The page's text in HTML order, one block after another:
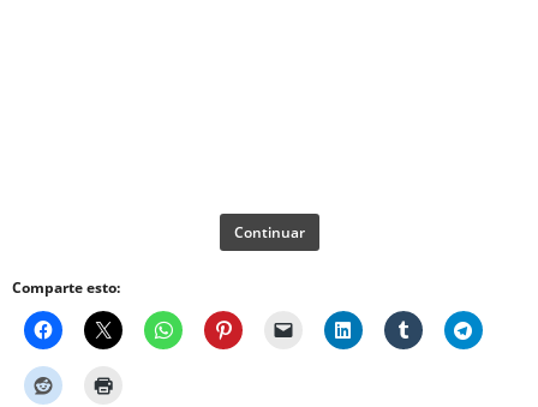
Continuar
Comparte esto: